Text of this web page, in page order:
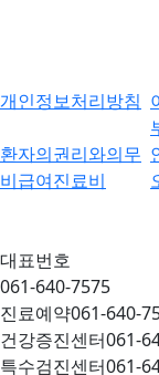
개인정보처리방침
환자의권리와의무
비급여진료비
대표번호
061-640-7575
진료예약061-640-
건강증진센터061-
특수검진센터061-